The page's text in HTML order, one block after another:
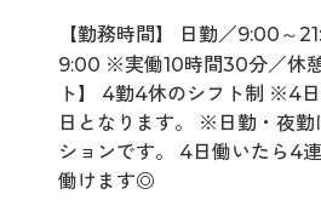
【勤務時間】 日勤／9:00～
9:00 ※実働10時間30分／休
ト】 4勤4休のシフト制 ※4
日となります。 ※日勤・夜
ションです。 4日働いたら4
働けます◎